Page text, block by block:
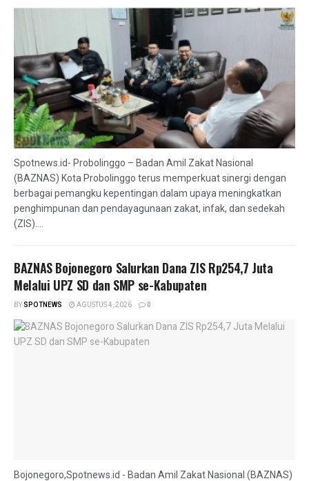
Spotnews.id- Probolinggo – Badan Amil Zakat Nasional
(BAZNAS) Kota Probolinggo terus memperkuat sinergi dengan
berbagai pemangku kepentingan dalam upaya meningkatkan
penghimpunan dan pendayagunaan zakat, infak, dan sedekah
(ZIS)....
BAZNAS Bojonegoro Salurkan Dana ZIS Rp254,7 Juta
Melalui UPZ SD dan SMP se-Kabupaten
BYSPOTNEWS AGUSTUS 4, 2026 0
Bojonegoro,Spotnews.id - Badan Amil Zakat Nasional (BAZNAS)